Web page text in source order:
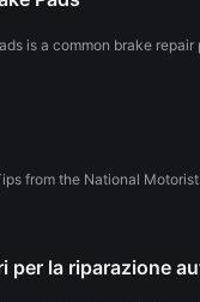
is a common brake repair
from the National
per la riparazione